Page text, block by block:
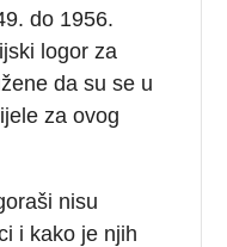
do 1956.
logor za
da su se u
za ovog
nisu
i kako je njih